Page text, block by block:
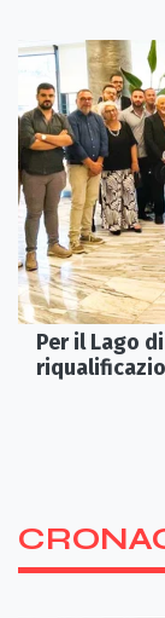
Per il Lago